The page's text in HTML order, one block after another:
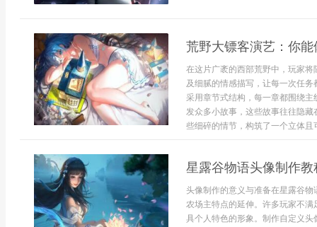
荒野大镖客演艺：你
在这片广袤的西部荒野中，玩家
及细腻的情感描写，让每一次任
采用章节式结构，每一章都围绕
发众多小故事，这些故事往往隐
些细碎的情节，构筑了一个立体且
星露谷物语头像制作教
头像制作的意义与准备在星露谷
农场主特点的延伸。许多玩家不
具个人特色的形象。制作自定义